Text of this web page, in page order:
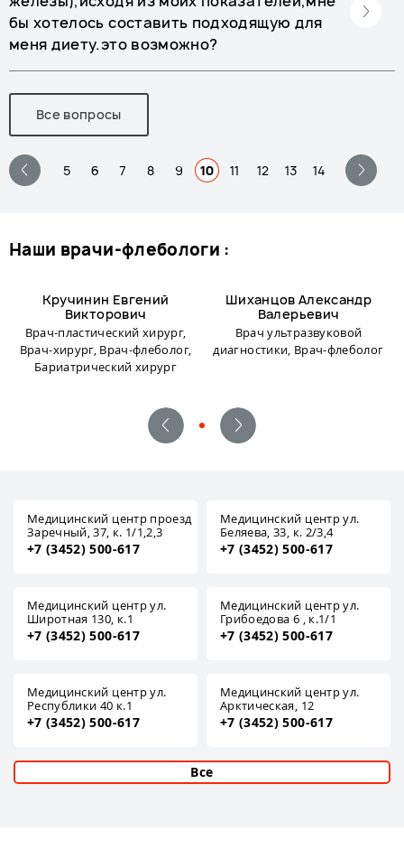
бы хотелось составить подходящую для
меня диету.это возможно?
Все вопросы
5 6 7 8 9 10 11 12 13 14
наши врачи-флебологи :
Кручинин Евгений
Викторович
Врач-пластический хирург,
Врач-хирург, Врач-флеболог,
Бариатрический хирург
Шиханцов Александр
Валерьевич
Врач ультразвуковой
диагностики, Врач-флеболог
Медицинский центр проезд
Заречный, 37, к. 1/1,2,3
+7 (3452) 500-617
Медицинский центр ул.
Беляева, 33, к. 2/3,4
+7 (3452) 500-617
Медицинский центр ул.
Широтная 130, к.1
+7 (3452) 500-617
Медицинский центр ул.
Грибоедова 6 , к.1/1
+7 (3452) 500-617
Медицинский центр ул.
Республики 40 к.1
+7 (3452) 500-617
Медицинский центр ул.
Арктическая, 12
+7 (3452) 500-617
Все